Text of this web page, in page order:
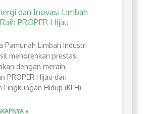
dan Inovasi Limbah
PROPER Hijau
Pamunah Limbah Industri
menorehkan prestasi
dengan meraih
PROPER Hijau dari
Lingkungan Hidup (KLH)
»